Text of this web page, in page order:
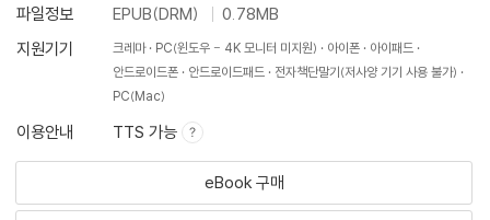
파일정보
EPUB(DRM)
0.78MB
지원기기
크레마 PC(윈도우 - 4K 모니터 미지원) 아이폰
아이패드
안드로이드폰
안드로이드패드
전자책단말기(저사양 기기 사용 불가)
PC(Mac)
이용안내 TTS 가능
eBook 구매